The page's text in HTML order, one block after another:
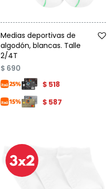
Medias deportivas de
algodón, blancas. Talle
2/4T
$ 690
$ 518
$ 587